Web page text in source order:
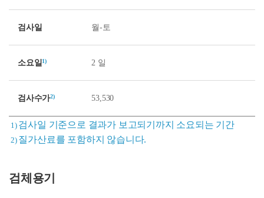
검사일 월-토
소요일1) 2 일
검사수가2) 53,530
1) 검사일 기준으로 결과가 보고되기까지 소요되는 기간
2) 질가산료를 포함하지 않습니다.
검체용기